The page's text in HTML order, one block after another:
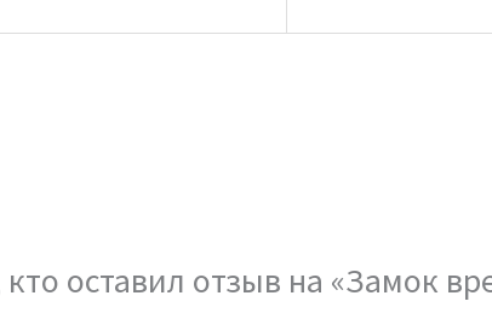
оставил отзыв на «Замок